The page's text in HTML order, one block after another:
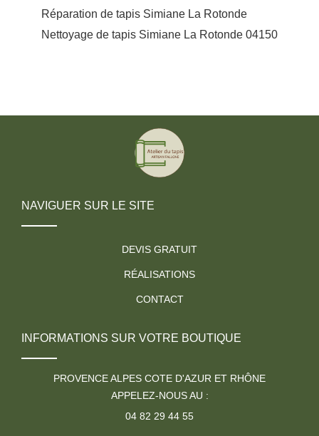
Réparation de tapis Simiane La Rotonde
Nettoyage de tapis Simiane La Rotonde 04150
NAVIGUER SUR LE SITE
DEVIS GRATUIT
RÉALISATIONS
CONTACT
INFORMATIONS SUR VOTRE BOUTIQUE
PROVENCE ALPES COTE D'AZUR ET RHÔNE
APPELEZ-NOUS AU :
04 82 29 44 55